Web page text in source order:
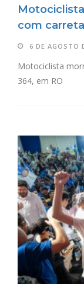
com
6 DE AGOSTO
Motociclista
364, em RO